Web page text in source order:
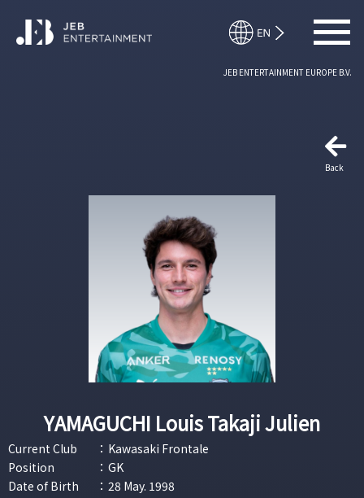
JEB ENTERTAINMENT EUROPE B.V.
Back
YAMAGUCHI Louis Takaji Julien
Current Club ： Kawasaki Frontale
Position
： GK
Date of Birth
： 28 May. 1998